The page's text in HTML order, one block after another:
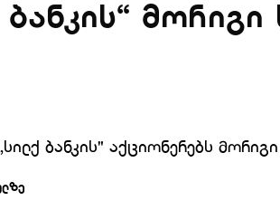
ბანკის“
ბანკის" აქციონერებს